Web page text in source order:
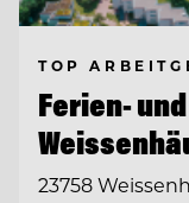
TOP
Ferien-
23758